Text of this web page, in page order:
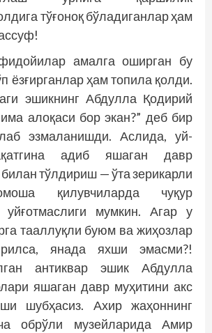
тўғоноқ бўладиганлар ҳам
амалга оширган бу
ёзғирганлар ҳам топила қолди.
эшикнинг Абдулла Қодирий
алоқаси бор экан?” деб бир
эзмаланишди. Аслида, уй-
адиб яшаган давр
тўлдириш — ўта зерикарли
қилувчиларда чуқур
уйғотмаслиги мумкин. Агар у
тааллуқли буюм ва жиҳозлар
янада яхши эмасми?!
антиквар эшик Абдулла
яшаган давр муҳитини акс
шубҳасиз. Ахир жаҳоннинг
обрўли музейларида Амир